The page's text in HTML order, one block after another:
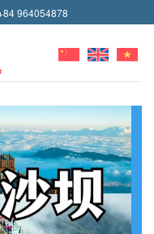
964054878